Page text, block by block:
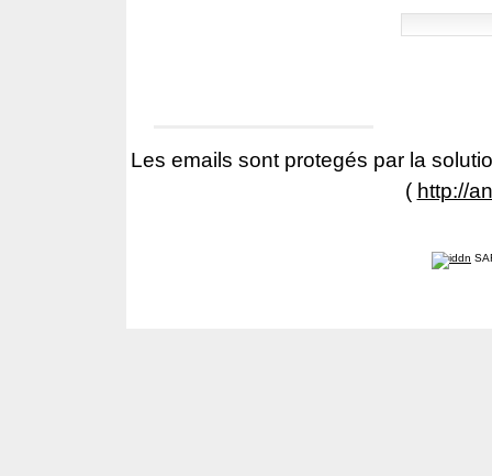
Les emails sont protegés par la
( http://